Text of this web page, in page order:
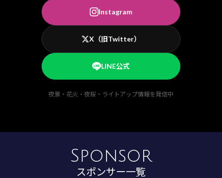
Instagram
X（旧Twitter）
LINE公式
夜景・花火・夜桜・ライトアップ情報を発信中
Sponsor
スポンサー一覧